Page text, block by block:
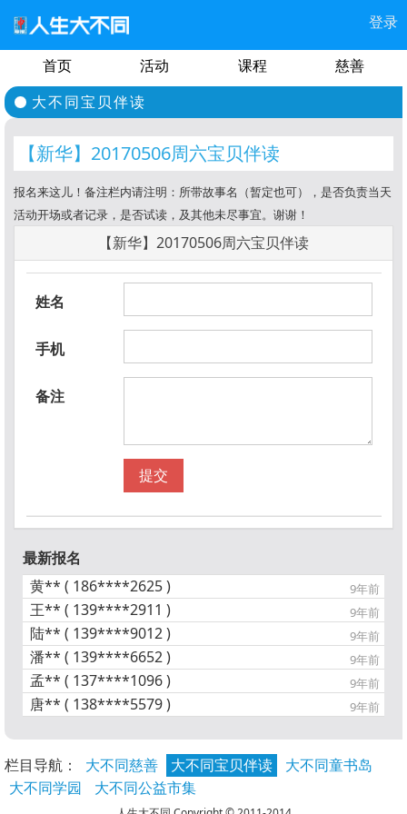
登录
首页 活动 课程
慈善
大不同宝贝伴读
【新华】20170506周六宝贝伴读
报名来这儿！备注栏内请注明：所带故事名（暂定也可），是否负责当天
活动开场或者记录，是否试读，及其他未尽事宜。谢谢！
【新华】20170506周六宝贝伴读
姓名
手机
备注
提交
最新报名
黄** ( 186****2625 )
9年前
王** ( 139****2911 ) 9年前
陆** ( 139****9012 ) 9年前
潘** ( 139****6652 ) 9年前
孟** ( 137****1096 ) 9年前
唐** ( 138****5579 ) 9年前
栏目导航： 大不同慈善 大不同宝贝伴读
大不同童书岛
大不同学园
大不同公益市集